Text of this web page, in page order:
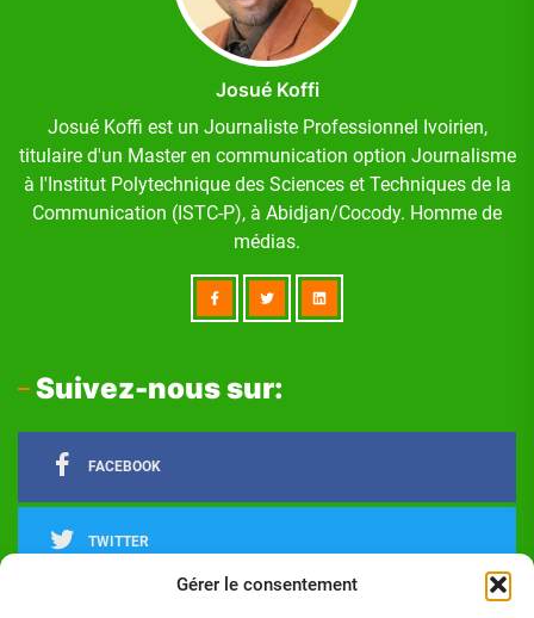
Gérer le consentement
Josué Koffi
Josué Koffi est un Journaliste Professionnel Ivoirien,
titulaire d'un Master en communication option Journalisme
à l'Institut Polytechnique des Sciences et Techniques de la
Communication (ISTC-P), à Abidjan/Cocody. Homme de
médias.
Suivez-nous sur:
FACEBOOK
TWITTER